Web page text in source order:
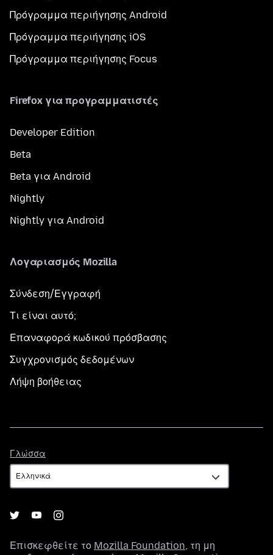
Πρόγραμμα περιήγησης Android
Πρόγραμμα περιήγησης iOS
Πρόγραμμα περιήγησης Focus
Firefox για προγραμματιστές
Developer Edition
Beta
Beta για Android
Nightly
Nightly για Android
Λογαριασμός Mozilla
Σύνδεση/Εγγραφή
Τι είναι αυτό;
Επαναφορά κωδικού πρόσβασης
Συγχρονισμός δεδομένων
Λήψη βοήθειας
Γλώσσα
Επισκεφθείτε το Mozilla Foundation, τη μη